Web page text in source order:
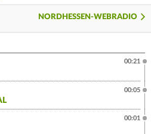
NORDHESSEN-WEBRADIO
00:21
00:05
00:01